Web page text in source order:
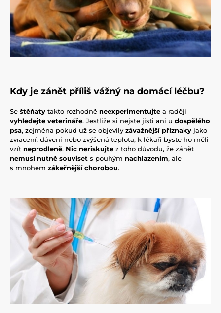
Kdy je zánět příliš vážný na domácí léčbu?
Se štěňaty takto rozhodně neexperimentujte a raději
vyhledejte veterináře. Jestliže si nejste jisti ani u dospělého
psa, zejména pokud už se objevily závažnější příznaky jako
zvracení, dávení nebo zvýšená teplota, k lékaři byste ho měli
vzít neprodleně. Nic neriskujte z toho důvodu, že zánět
nemusí nutně souviset s pouhým nachlazením, ale
s mnohem zákeřnější chorobou.